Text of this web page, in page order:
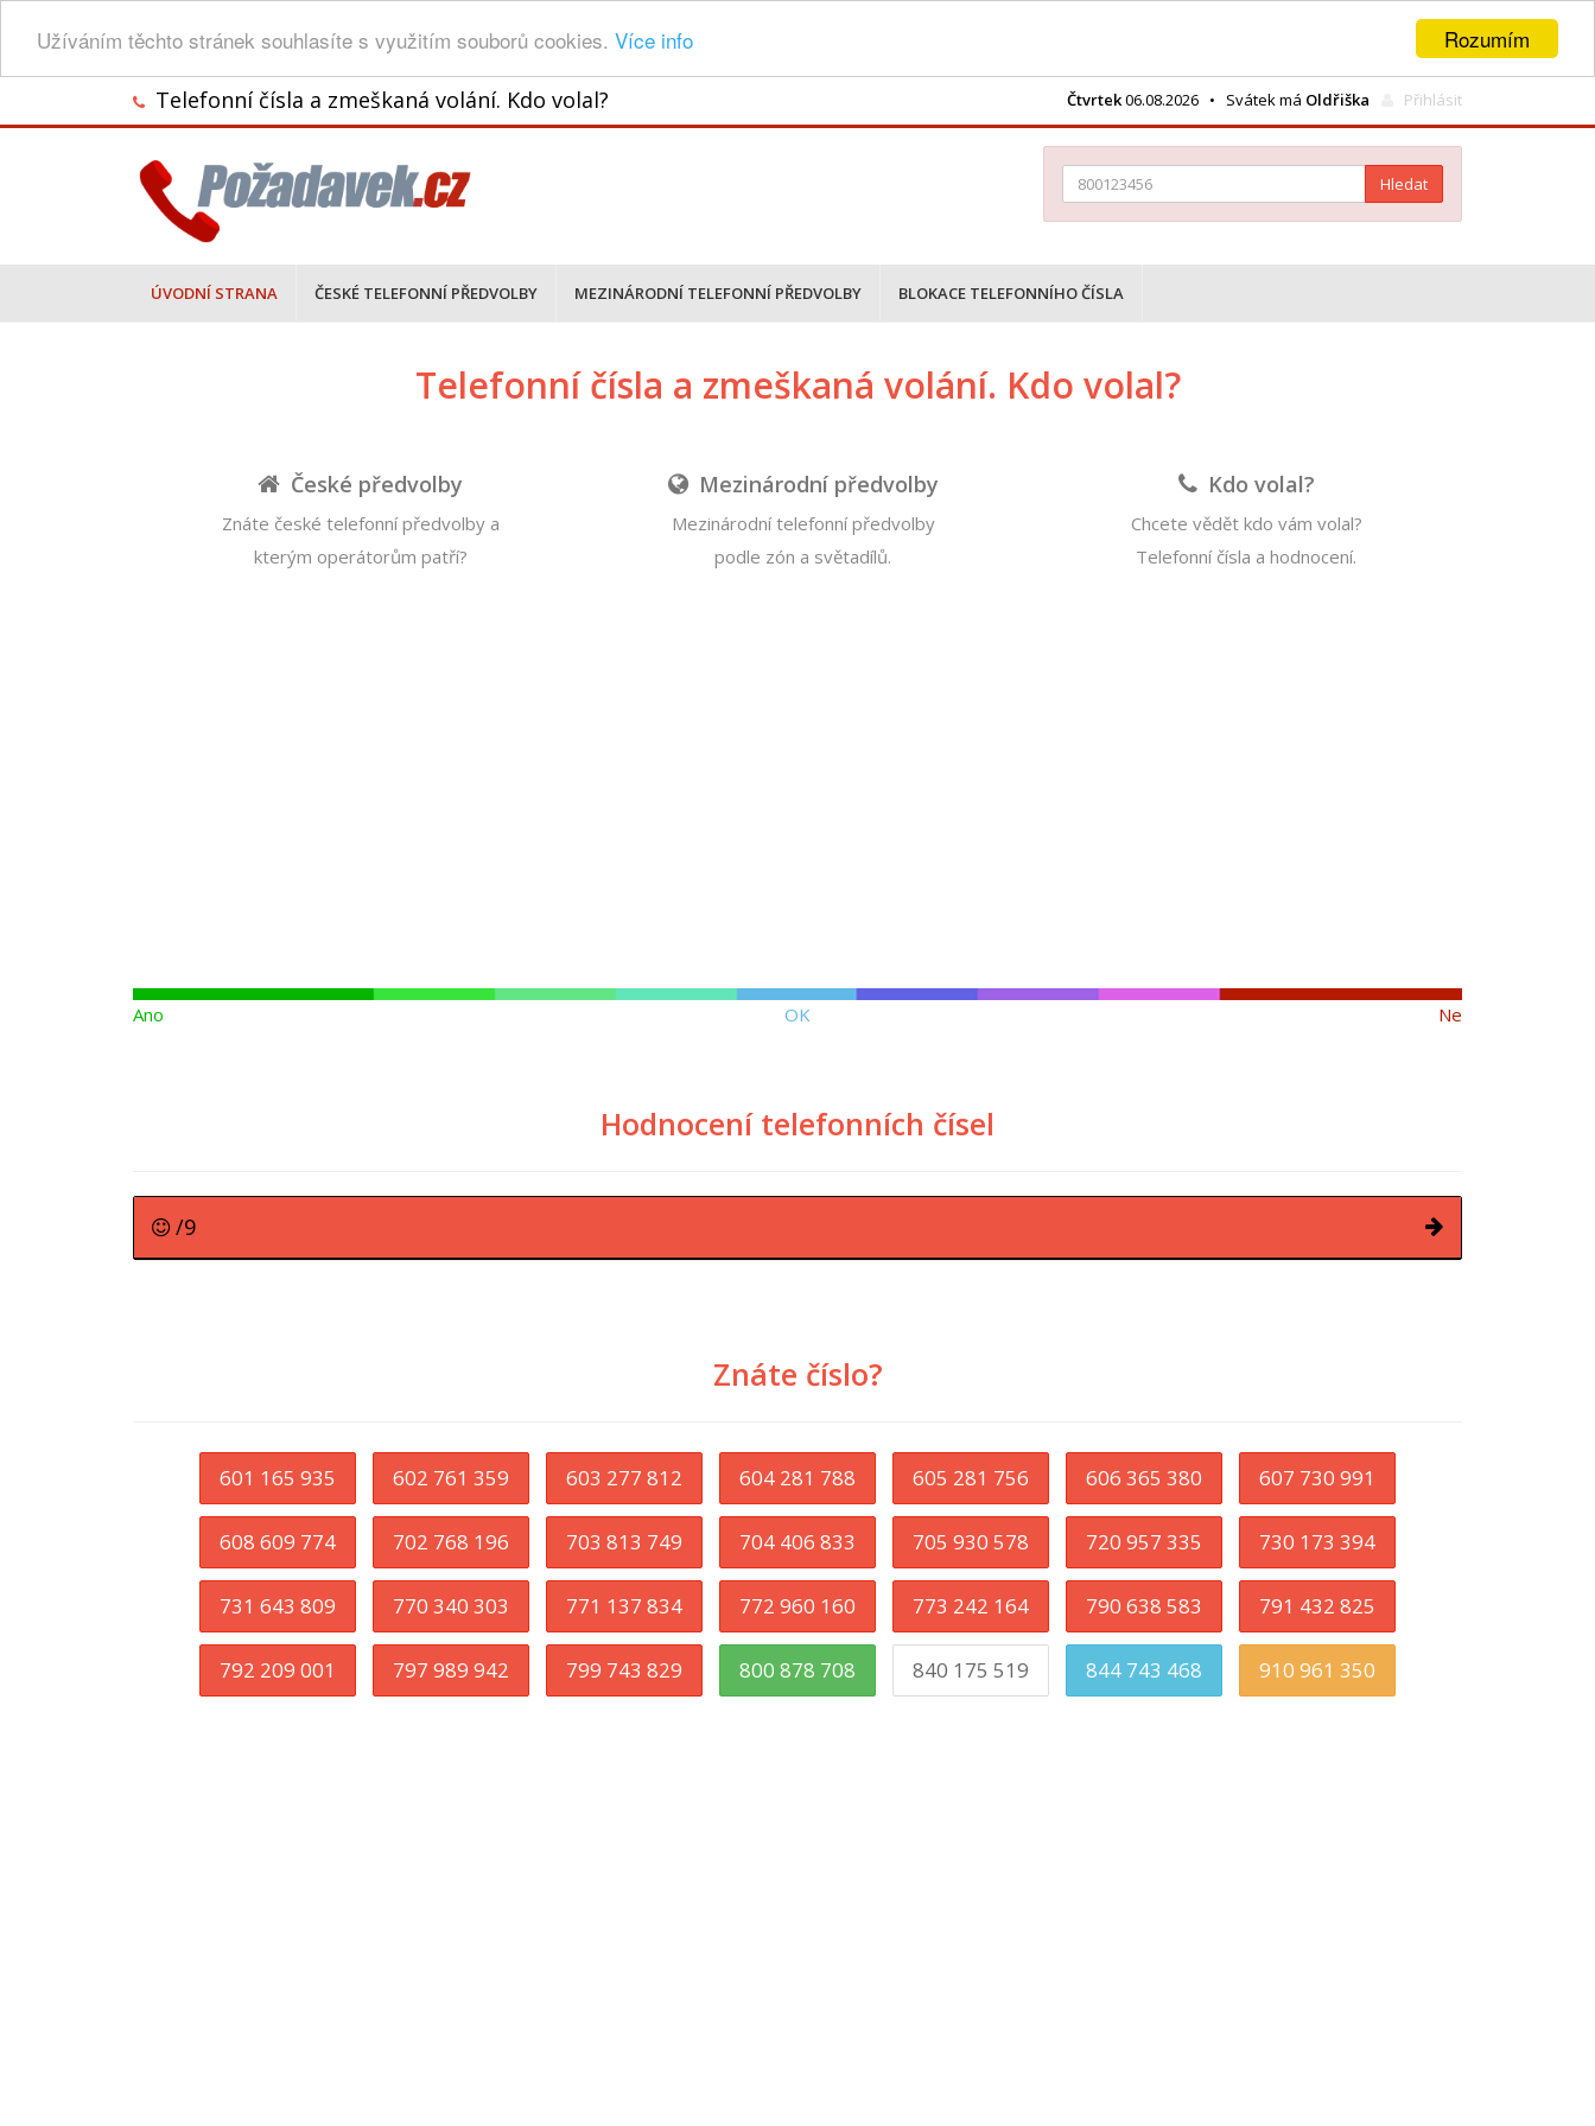
Rozumím
Užíváním těchto stránek souhlasíte s využitím souborů cookies. Více info
Telefonní čísla a zmeškaná volání. Kdo volal? Přihlásit
Čtvrtek06.08.2026 • Svátek má Oldřiška
Hledat
ÚVODNÍ STRANA ČESKÉ TELEFONNÍ PŘEDVOLBY MEZINÁRODNÍ TELEFONNÍ PŘEDVOLBY BLOKACE TELEFONNÍHO ČÍSLA
Telefonní čísla a zmeškaná volání. Kdo volal?
České předvolby
Znáte české telefonní předvolby a
kterým operátorům patří?
Mezinárodní předvolby
Mezinárodní telefonní předvolby
podle zón a světadílů.
Kdo volal?
Chcete vědět kdo vám volal?
Telefonní čísla a hodnocení.
Ano OK Ne
Hodnocení telefonních čísel
/9
Znáte číslo?
601 165 935 602 761 359 603 277 812 604 281 788 605 281 756 606 365 380 607 730 991
608 609 774 702 768 196 703 813 749 704 406 833 705 930 578 720 957 335 730 173 394
731 643 809 770 340 303 771 137 834 772 960 160 773 242 164 790 638 583 791 432 825
792 209 001 797 989 942 799 743 829 800 878 708 840 175 519 844 743 468 910 961 350